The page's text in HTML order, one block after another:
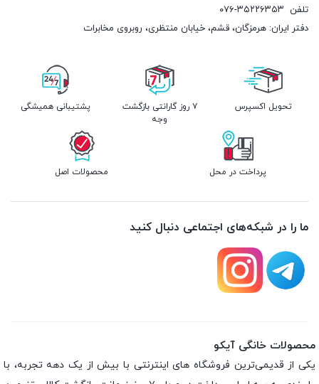
تلفن ۰۷۶-۳۵۲۲۶۳۵۳
دفتر ایران: هرمزگان، قشم، خیابان منتظری، روبروی مخابرات
تحویل اکسپرس
۷ روز گارانتی بازگشت
وجه
پشتیبانی همیشگی
پرداخت در محل محصولات اصل
ما را در شبکه‌های اجتماعی دنبال کنید
محصولات خانگی آیکو
یکی از قدیمی‌ترین فروشگاه های اینترنتی با بیش از یک دهه تجربه، با